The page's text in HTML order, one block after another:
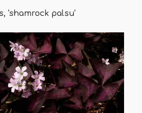
'shamrock palsu'